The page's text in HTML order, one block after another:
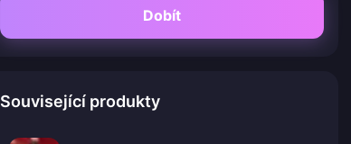
Dobít
Související produkty